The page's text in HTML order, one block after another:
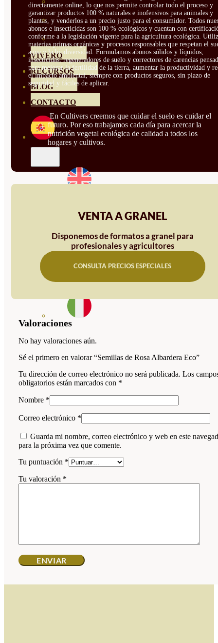
ROSALES
GERANIOS
VIVERO
RECURSOS
BLOG
CONTACTO
directamente online, lo que nos permite controlar todo el proceso y
garantizar productos 100 % naturales e inofensivos para animales y
plantas, y venderlos a un precio justo para el consumidor. Todos
abonos e insecticidas son 100 % ecológicos y cuentan con
conforme a la legislación vigente para la agricultura ecológica.
materias primas orgánicas y procesos responsables que respetan el
agua y la biodiversidad. Formulamos abonos sólidos y líquidos,
insecticidas, regeneradores de suelo y correctores de carencias
para mejorar la fertilidad de la tierra, aumentar la productividad y
el impacto ambiental, siempre con productos seguros, sin plazo de
seguridad y fáciles de aplicar.
En Cultivers creemos que cuidar el suelo es cuidar el
futuro. Por eso trabajamos cada día para acercar la
nutrición vegetal ecológica de calidad a todos los
hogares y cultivos.
VENTA A GRANEL
Disponemos de formatos a granel para
profesionales y agricultores
CONSULTA PRECIOS ESPECIALES
Valoraciones
No hay valoraciones aún.
Sé el primero en valorar “Semillas de Rosa Albardera Eco”
Tu dirección de correo electrónico no será publicada. Los
obligatorios están marcados con *
Nombre *
Correo electrónico *
Guarda mi nombre, correo electrónico y web en este
para la próxima vez que comente.
Tu puntuación *
Tu valoración *